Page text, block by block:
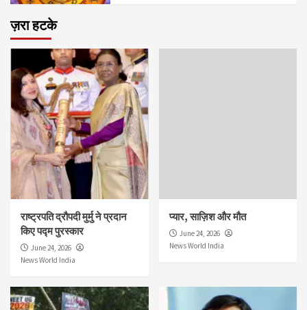
ज़रा हटके
राष्ट्रपति द्रौपदी मुर्मु ने प्रदान
किए पद्म पुरस्कार
June 24, 2026
News World India
प्यार, साज़िश और मौत
June 24, 2026
News World India